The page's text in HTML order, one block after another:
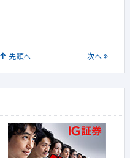
先頭へ 次へ